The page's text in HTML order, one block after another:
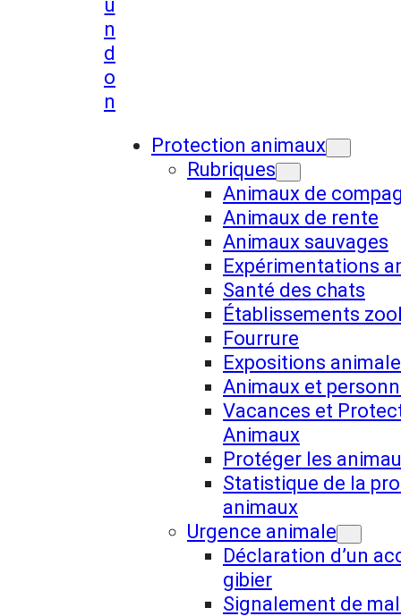
u
n
d
o
n
Protection animaux
Rubriques
Animaux de
Animaux de rente
Animaux sauvages
Expérimentations
Santé des chats
Établissements
Fourrure
Expositions
Animaux et
Vacances et
Animaux
Protéger les
Statistique de la
animaux
Urgence animale
Déclaration d’un
gibier
Signalement de